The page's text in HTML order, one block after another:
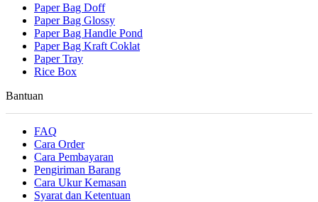
Paper Bag Doff
Paper Bag Glossy
Paper Bag Handle Pond
Paper Bag Kraft Coklat
Paper Tray
Rice Box
Bantuan
FAQ
Cara Order
Cara Pembayaran
Pengiriman Barang
Cara Ukur Kemasan
Syarat dan Ketentuan